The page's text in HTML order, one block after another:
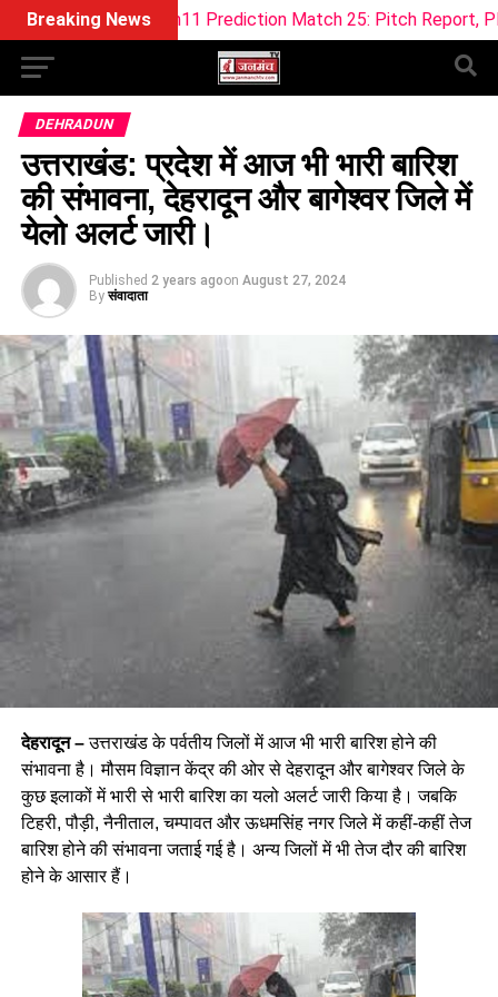
Breaking News
Prediction Match 25: Pitch Report, Playing 11 &
DEHRADUN
उत्तराखंड: प्रदेश में आज भी भारी बारिश
की संभावना, देहरादून और बागेश्वर जिले में
येलो अलर्ट जारी।
Published 2 years agoon August 27, 2024
By संवादाता
देहरादून –उत्तराखंड के पर्वतीय जिलों में आज भी भारी बारिश होने की
संभावना है। मौसम विज्ञान केंद्र की ओर से देहरादून और बागेश्वर जिले के
कुछ इलाकों में भारी से भारी बारिश का यलो अलर्ट जारी किया है। जबकि
टिहरी, पौड़ी, नैनीताल, चम्पावत और ऊधमसिंह नगर जिले में कहीं-कहीं तेज
बारिश होने की संभावना जताई गई है। अन्य जिलों में भी तेज दौर की बारिश
होने के आसार हैं।